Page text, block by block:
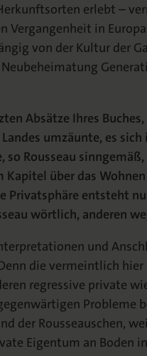
erlebt –
Vergangenheit in
von der Kultur der
Absätze Ihres
umzäunte, es sich
Rousseau
Kapitel über das
Privatsphäre entsteht
wörtlich, anderen
und
die vermeintlich hier
regressive private
Probleme
der Rousseauschen,
Eigentum an Boden